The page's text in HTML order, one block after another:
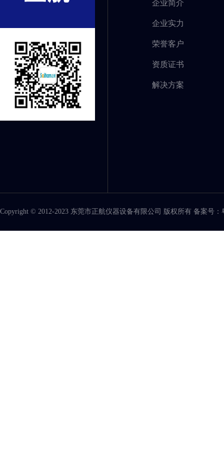
企业简介
企业实力
荣誉客户
资质证书
解决方案
Copyright © 2012-2023 东莞市正航仪器设备有限公司 版权所有 备案号：